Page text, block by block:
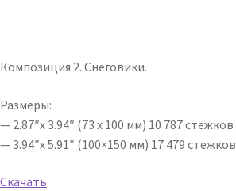
Композиция 2. Снеговики.
Размеры:
— 2.87″x 3.94″ (73 x 100 мм) 10 787 стежков
— 3.94″x 5.91″ (100×150 мм) 17 479 стежков
Скачать